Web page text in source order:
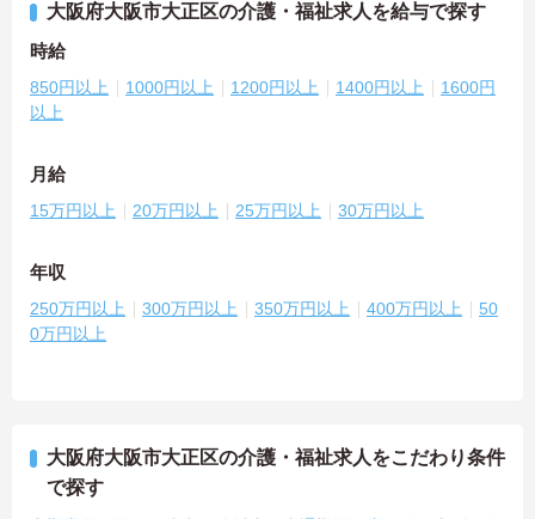
大阪府大阪市大正区の介護・福祉求人を給与で探す
時給
850円以上 1000円以上 1200円以上 1400円以上
1600円
以上
月給
15万円以上 20万円以上 25万円以上 30万円以上
年収
250万円以上 300万円以上 350万円以上 400万円以上
50
0万円以上
大阪府大阪市大正区の介護・福祉求人をこだわり条件
で探す